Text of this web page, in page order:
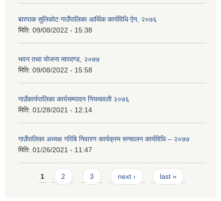
बारपाक सुलिकोट गाउँपालिका आर्थिक कार्यविधि ऐन, २०७६
मिति: 09/08/2022 - 15:38
भवन तथा योजना मापदण्ड, २०७७
मिति: 09/08/2022 - 15:58
गाउँकार्यपालिका कार्यसम्पादन नियमावली २०७६
मिति: 01/28/2021 - 12:14
गाउँपालिका अध्यक्ष गरिबि निवारण कार्यक्रम सन्चालन कार्यविधि – २०७७
मिति: 01/26/2021 - 11:47
Pages
1 2 3 next › last »